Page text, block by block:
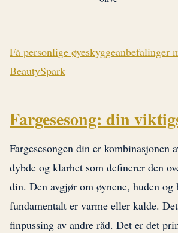
Få personlige øyeskyggeanbefalinger
BeautySpark
Fargesesong: din
Fargesesongen din er kombinasjonen
dybde og klarhet som definerer den
din. Den avgjør om øynene, huden og
fundamentalt er varme eller kalde.
finpussing av andre råd. Det er det